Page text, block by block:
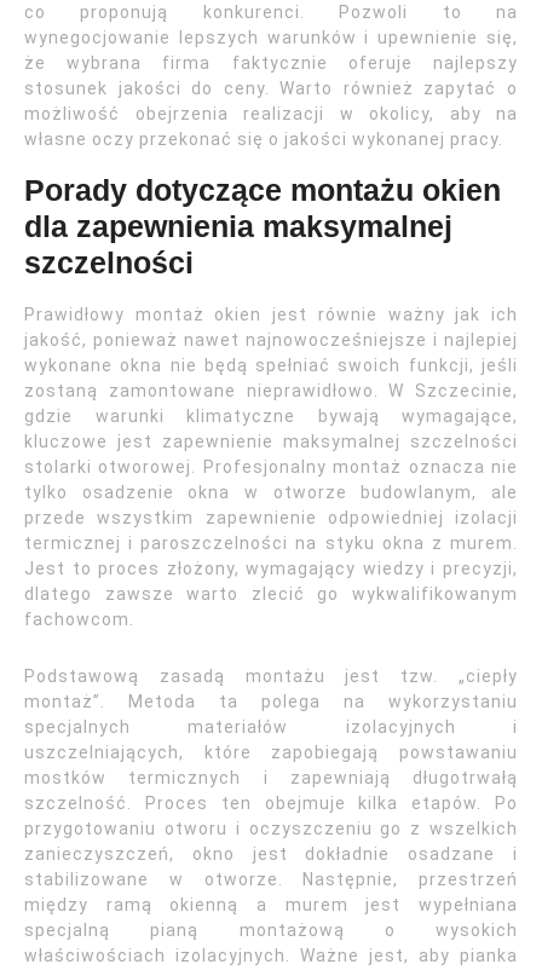
co proponują konkurenci. Pozwoli to na
wynegocjowanie lepszych warunków i upewnienie się,
że wybrana firma faktycznie oferuje najlepszy
stosunek jakości do ceny. Warto również zapytać o
możliwość obejrzenia realizacji w okolicy, aby na
własne oczy przekonać się o jakości wykonanej pracy.
Porady dotyczące montażu okien
dla zapewnienia maksymalnej
szczelności
Prawidłowy montaż okien jest równie ważny jak ich
jakość, ponieważ nawet najnowocześniejsze i najlepiej
wykonane okna nie będą spełniać swoich funkcji, jeśli
zostaną zamontowane nieprawidłowo. W Szczecinie,
gdzie warunki klimatyczne bywają wymagające,
kluczowe jest zapewnienie maksymalnej szczelności
stolarki otworowej. Profesjonalny montaż oznacza nie
tylko osadzenie okna w otworze budowlanym, ale
przede wszystkim zapewnienie odpowiedniej izolacji
termicznej i paroszczelności na styku okna z murem.
Jest to proces złożony, wymagający wiedzy i precyzji,
dlatego zawsze warto zlecić go wykwalifikowanym
fachowcom.
Podstawową zasadą montażu jest tzw. „ciepły
montaż”. Metoda ta polega na wykorzystaniu
specjalnych materiałów izolacyjnych i
uszczelniających, które zapobiegają powstawaniu
mostków termicznych i zapewniają długotrwałą
szczelność. Proces ten obejmuje kilka etapów. Po
przygotowaniu otworu i oczyszczeniu go z wszelkich
zanieczyszczeń, okno jest dokładnie osadzane i
stabilizowane w otworze. Następnie, przestrzeń
między ramą okienną a murem jest wypełniana
specjalną pianą montażową o wysokich
właściwościach izolacyjnych. Ważne jest, aby pianka